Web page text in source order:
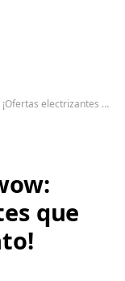
que te dejarán sin aliento!
que